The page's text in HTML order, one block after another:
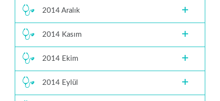
2014 Aralık
2014 Kasım
2014 Ekim
2014 Eylül